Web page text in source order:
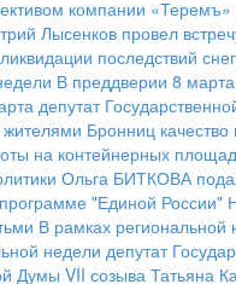
компании
Лысенков провел
последствий
В преддверии 8
депутат
Бронниц
на контейнерных
Ольга БИТКОВА
"Единой России"
В рамках региональной
недели депутат
Думы VII созыва